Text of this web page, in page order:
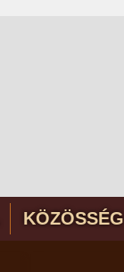
KÖZÖSSÉG